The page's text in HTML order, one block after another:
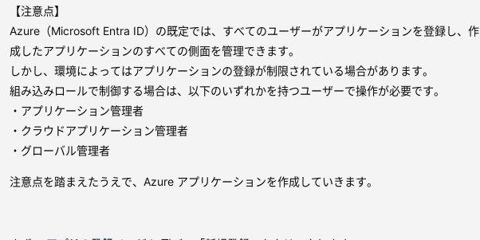
【注意点】
Azure（Microsoft Entra ID）の既定では、すべてのユーザーがアプリケーションを登録し、作
成したアプリケーションのすべての側面を管理できます。
しかし、環境によってはアプリケーションの登録が制限されている場合があります。
組み込みロールで制御する場合は、以下のいずれかを持つユーザーで操作が必要です。
・アプリケーション管理者
・クラウドアプリケーション管理者
・グローバル管理者
注意点を踏まえたうえで、Azure アプリケーションを作成していきます。